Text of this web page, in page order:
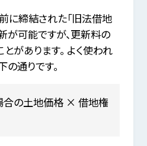
に締結された「旧法借地
が可能ですが、更新料の
があります。 よく使われ
通りです。
合の土地価格 × 借地権